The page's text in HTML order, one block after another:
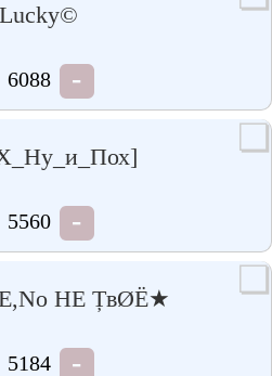
6088
5560
НЕ ȚвØЁ★
5184